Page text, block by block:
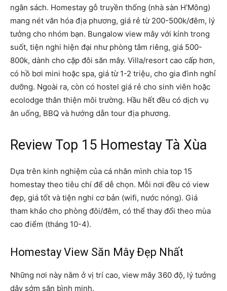
ngân sách. Homestay gỗ truyền thống (nhà sàn H’Mông)
mang nét văn hóa địa phương, giá rẻ từ 200-500k/đêm, lý
tưởng cho nhóm bạn. Bungalow view mây với kính trong
suốt, tiện nghi hiện đại như phòng tắm riêng, giá 500-
800k, dành cho cặp đôi săn mây. Villa/resort cao cấp hơn,
có hồ bơi mini hoặc spa, giá từ 1-2 triệu, cho gia đình nghỉ
dưỡng. Ngoài ra, còn có hostel giá rẻ cho sinh viên hoặc
ecolodge thân thiện môi trường. Hầu hết đều có dịch vụ
ăn uống, BBQ và hướng dẫn tour địa phương.
Review Top 15 Homestay Tà Xùa
Dựa trên kinh nghiệm của cá nhân mình chia top 15
homestay theo tiêu chí để dễ chọn. Mỗi nơi đều có view
đẹp, giá tốt và tiện nghi cơ bản (wifi, nước nóng). Giá
tham khảo cho phòng đôi/đêm, có thể thay đổi theo mùa
cao điểm (tháng 10-4).
Homestay View Săn Mây Đẹp Nhất
Những nơi này nằm ở vị trí cao, view mây 360 độ, lý tưởng
dậy sớm săn bình minh.